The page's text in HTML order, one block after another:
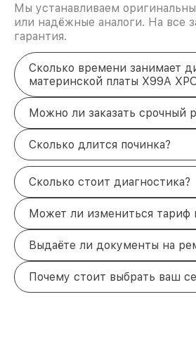
Мы устанавливаем
или надёжные аналоги. На все
гарантия.
Сколько времени занимает
материнской платы X99A
Можно ли заказать срочный
Сколько длится починка?
Сколько стоит диагностика?
Может ли измениться тариф
Выдаёте ли документы на
Почему стоит выбрать ваш